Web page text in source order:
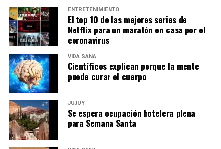
ENTRETENIMIENTO
El top 10 de las mejores series de
Netflix para un maratón en casa por el
coronavirus
VIDA SANA
Científicos explican porque la mente
puede curar el cuerpo
JUJUY
Se espera ocupación hotelera plena
para Semana Santa